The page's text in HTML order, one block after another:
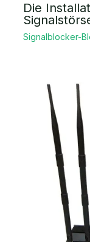
Die
Signalblocker-